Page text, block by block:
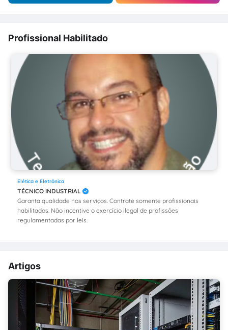
Profissional Habilitado
Elética e Eletrônica
TÉCNICO INDUSTRIAL
Garanta qualidade nos serviços. Contrate somente profissionais
habilitados. Não incentive o exercício ilegal de profissões
regulamentadas por leis.
Artigos